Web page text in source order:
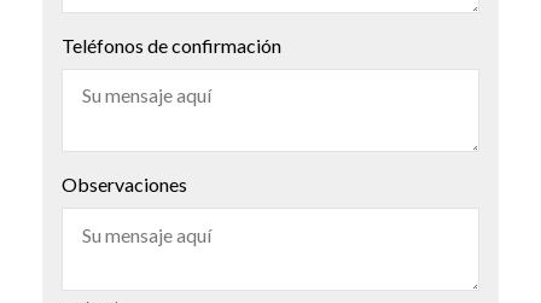
Teléfonos de confirmación
Observaciones